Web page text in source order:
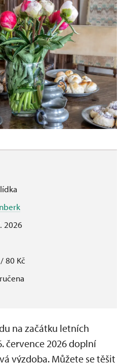
2026
80 Kč
na začátku letních
července 2026 doplní
výzdoba. Můžete se těšit